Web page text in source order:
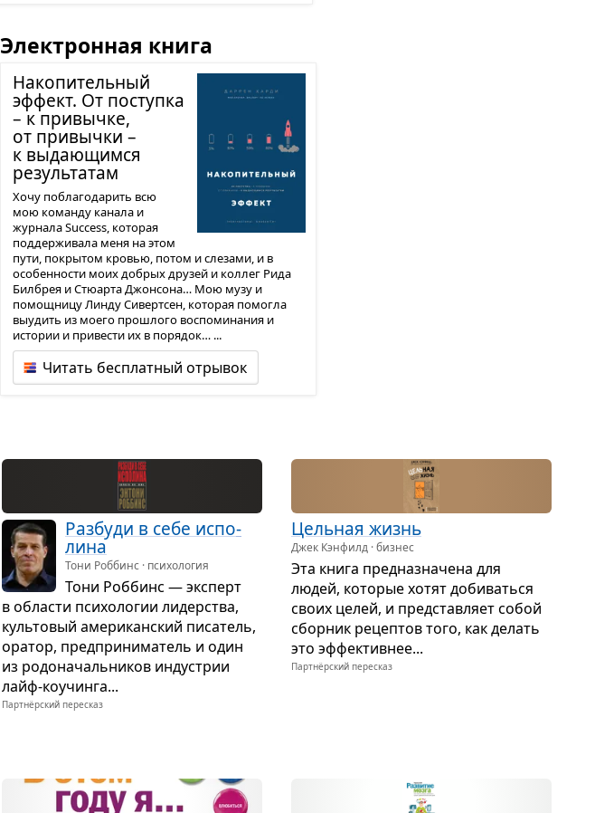
Электронная книга
Нако­пи­тель­ный
эффект. От поступка
– к при­вычке,
от при­вычки –
к выда­ю­щимся
резуль­та­там
Хочу поблагодарить всю
мою команду канала и
журнала Success, которая
поддерживала меня на этом
пути, покрытом кровью, потом и слезами, и в
особенности моих добрых друзей и коллег Рида
Билбрея и Стюарта Джонсона… Мою музу и
помощницу Линду Сивертсен, которая помогла
выудить из моего прошлого воспоминания и
истории и привести их в порядок… ...
Читать бесплатный отрывок
Раз­буди в себе испо­
лина
Тони Роббинс · психология
Тони Роб­бинс — экс­перт
в обла­сти пси­хо­ло­гии лидер­ства,
куль­то­вый аме­ри­кан­ский писа­тель,
ора­тор, пред­при­ни­ма­тель и один
из родо­на­чаль­ни­ков инду­стрии
лайф-коучинга...
Партнёрский пересказ
Цель­ная жизнь
Джек Кэнфилд · бизнес
Эта книга пред­на­зна­чена для
людей, кото­рые хотят доби­ваться
своих целей, и пред­став­ляет собой
сбор­ник рецеп­тов того, как делать
это эффек­тив­нее...
Партнёрский пересказ